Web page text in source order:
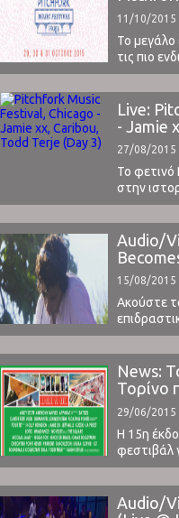
Terje που
11/10/2015
Το μεγάλο
τις πιο
τις 29
την
Ιούλιο (το
Live:
- Jamie
27/08/2015
Το φετινό
στην
ως το
να
ήμασταν
βρεθούμε
Audio/
15/08/2015
Ακούστε
σκηνής
xx.Μας
πόσο πολύ
επιλέγει
δίνει
παρακάτω
News:
Τορίνο
29/06/2015
Η 15η
φεστιβάλ
στις 4 με
διάρκεια
Audio/